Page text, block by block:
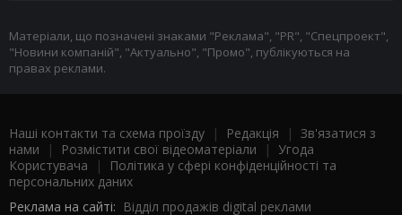
Матеріали, що позначені знаками "Реклама", "PR", "Спецпроект",
"Новини компаній", "Актуально", "Промо", публікуються на
правах реклами.
Наші контакти та схема проїзду | Редакція | Зв'язатися з
нами | Розмістити свої відеоматеріали | Угода
Користувача |
Політика у сфері конфіденційності та
персональних даних
Реклама на сайті: Відділ продажів digital реклами